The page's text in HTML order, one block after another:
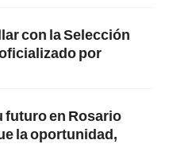
con la Selección
por
futuro en Rosario
la oportunidad,